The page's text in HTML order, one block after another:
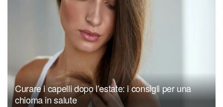
Curare i capelli dopo l’estate: i consigli per una
chioma in salute